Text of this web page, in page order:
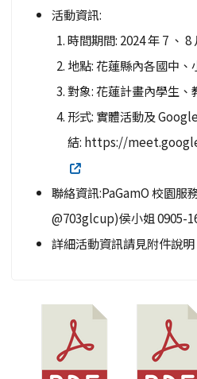
活動資訊:
時間期間: 2024 年 7 、 8
地點: 花蓮縣內各國中、
對象: 花蓮計畫內學生、
形式: 實體活動及
結: https://
聯絡資訊:PaGamO 校園服
@703glcup)侯小姐 0905-
詳細活動資訊請見附件說明